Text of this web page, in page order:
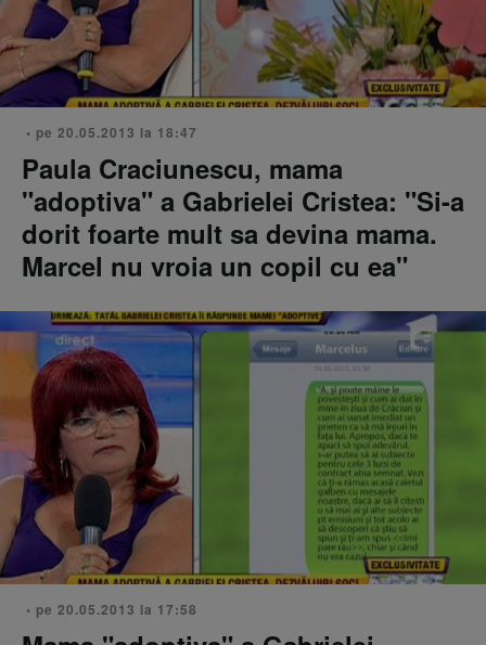
• pe 20.05.2013 la 18:47
Paula Craciunescu, mama
"adoptiva" a Gabrielei Cristea: "Si-a
dorit foarte mult sa devina mama.
Marcel nu vroia un copil cu ea"
• pe 20.05.2013 la 17:58